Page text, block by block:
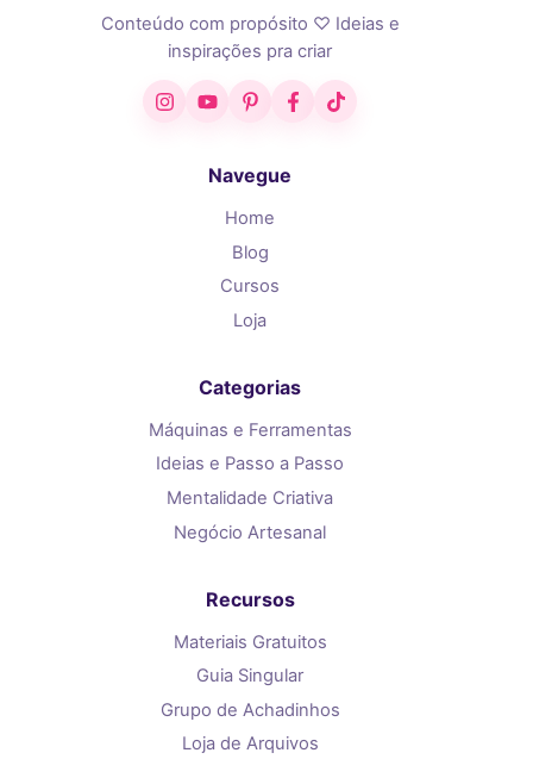
Conteúdo com propósito ♡ Ideias e
inspirações pra criar
InstagramYouTubePinterestFacebook
TikTok
Navegue
Home
Blog
Cursos
Loja
Categorias
Máquinas e Ferramentas
Ideias e Passo a Passo
Mentalidade Criativa
Negócio Artesanal
Recursos
Materiais Gratuitos
Guia Singular
Grupo de Achadinhos
Loja de Arquivos